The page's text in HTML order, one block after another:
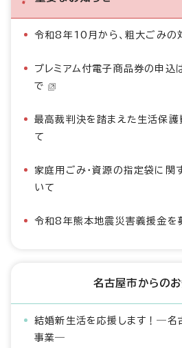
令和8年10月から、粗大ごみの
プレミアム付電子商品券の申込
で
最高裁判決を踏まえた生活保
て
家庭用ごみ・資源の指定袋に関
いて
令和8年熊本地震災害義援金を
名古屋市からの
結婚新生活を応援します！―名
事業―